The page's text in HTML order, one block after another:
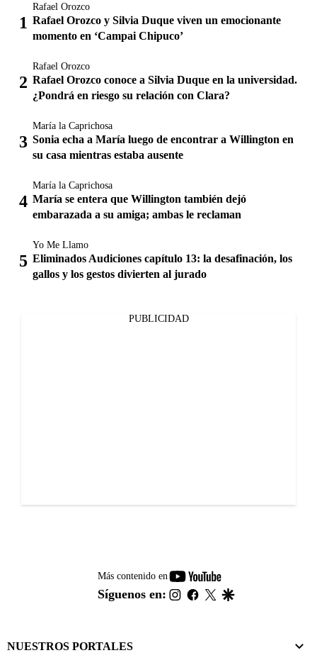
Rafael Orozco
Rafael Orozco y Silvia Duque viven un emocionante
momento en ‘Campai Chipuco’
Rafael Orozco
Rafael Orozco conoce a Silvia Duque en la universidad.
¿Pondrá en riesgo su relación con Clara?
María la Caprichosa
Sonia echa a María luego de encontrar a Willington en
su casa mientras estaba ausente
María la Caprichosa
María se entera que Willington también dejó
embarazada a su amiga; ambas le reclaman
Yo Me Llamo
Eliminados Audiciones capítulo 13: la desafinación, los
gallos y los gestos divierten al jurado
PUBLICIDAD
Más contenido en
youtube-
footer
Síguenos en: instagram
facebook
twitter
NUESTROS PORTALES